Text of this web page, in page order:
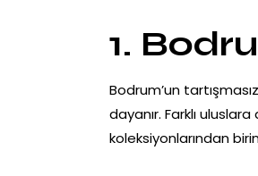
1.
Bodrum’un
dayanır. Farklı
koleksiyonlarından